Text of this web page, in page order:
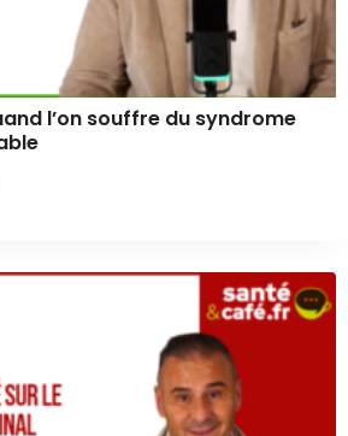
l’on souffre du syndrome